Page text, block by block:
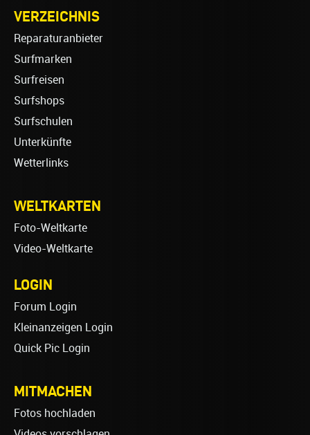
VERZEICHNIS
Reparaturanbieter
Surfmarken
Surfreisen
Surfshops
Surfschulen
Unterkünfte
Wetterlinks
WELTKARTEN
Foto-Weltkarte
Video-Weltkarte
LOGIN
Forum Login
Kleinanzeigen Login
Quick Pic Login
MITMACHEN
Fotos hochladen